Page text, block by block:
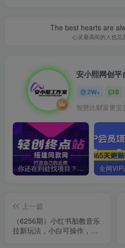
The best hearts are
心灵最高尚的人也总
安小熙网创平
2W+ 0
智慧比财富更宝
你还在到处找项目？还在当韭菜？我靠卖项目一个月收入5万+，曾经我也是个失败者。
上一篇
（6256期）小红书胎教音乐
拉新玩法，小白可操作，日